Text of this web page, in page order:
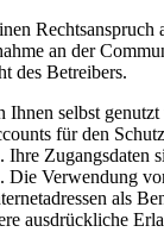
Rechtsanspruch
an der
des Betreibers.
selbst genutzt
für den
Zugangsdaten
Die Verwendung
als
ausdrückliche